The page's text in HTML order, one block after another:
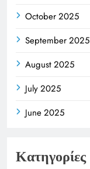
October 2025
September 2025
August 2025
July 2025
June 2025
Κατηγορίες